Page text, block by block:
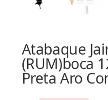
Atabaque
(RUM)boca
Preta Aro